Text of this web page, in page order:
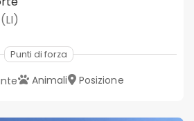
Punti di forza
Animali Posizione